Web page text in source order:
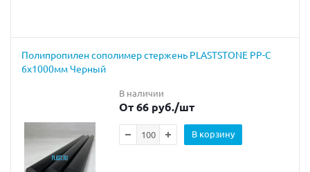
Полипропилен сополимер стержень PLASTSTONE PP-C
6х1000мм Черный
В наличии
От 66 руб./шт
В корзину